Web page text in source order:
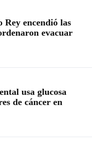
encendió las
evacuar
usa glucosa
de cáncer en